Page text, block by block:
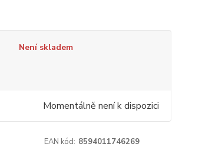
Není skladem
Momentálně není k dispozici
EAN kód: 8594011746269